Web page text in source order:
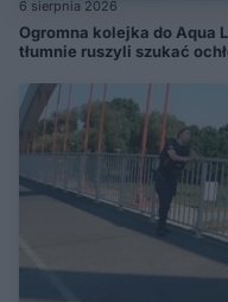
6 sierpnia 2026
Ogromna kolejka do Aqua
tłumnie ruszyli szukać